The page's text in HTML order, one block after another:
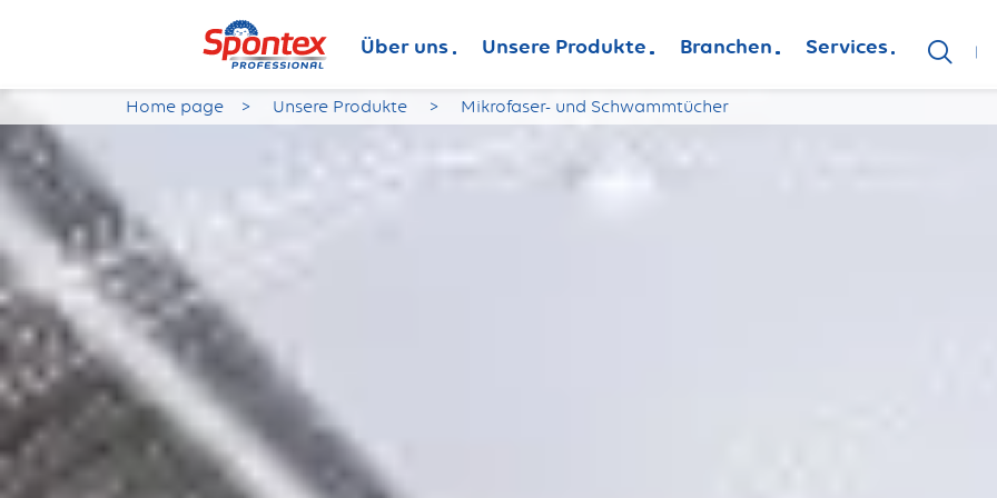
Über uns Unsere Produkte Branchen Services
Home page Unsere Produkte Mikrofaser- und Schwammtücher